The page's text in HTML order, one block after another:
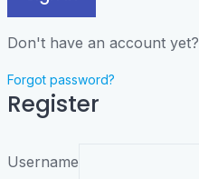
Don't have an account yet?
Forgot password?
Register
Username